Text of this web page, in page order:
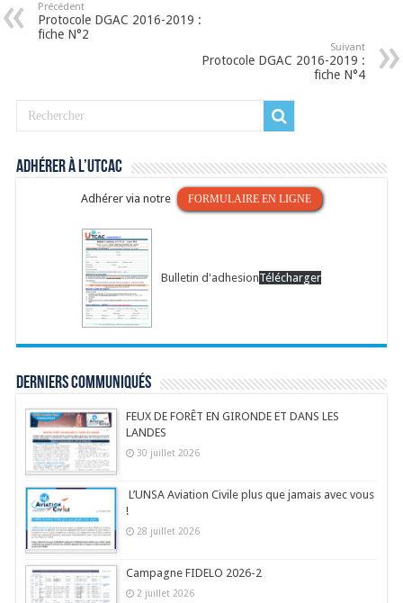
Précédent
Protocole DGAC 2016-2019 :
fiche N°2
Suivant
Protocole DGAC 2016-2019 :
fiche N°4
Adhérer à l’UTCAC
Adhérer via notre FORMULAIRE EN LIGNE
Bulletin d'adhesionTélécharger
Derniers communiqués
FEUX DE FORÊT EN GIRONDE ET DANS LES
LANDES
30 juillet 2026
L’UNSA Aviation Civile plus que jamais avec vous
!
28 juillet 2026
Campagne FIDELO 2026-2
2 juillet 2026